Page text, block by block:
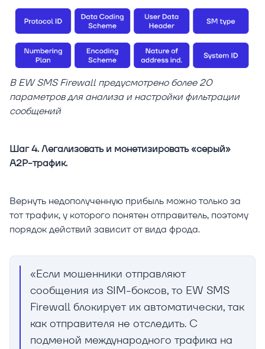
В EW SMS Firewall предусмотрено более 20
параметров для анализа и настройки фильтрации
сообщений
Шаг 4. Легализовать и монетизировать «серый»
A2P-трафик.
Вернуть недополученную прибыль можно только за
тот трафик, у которого понятен отправитель, поэтому
порядок действий зависит от вида фрода.
«Если мошенники отправляют
сообщения из SIM-боксов, то EW SMS
Firewall блокирует их автоматически, так
как отправителя не отследить. С
подменой международного трафика на